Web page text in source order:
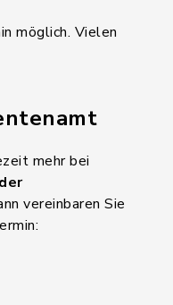
möglich. Vielen
mehr bei
vereinbaren Sie